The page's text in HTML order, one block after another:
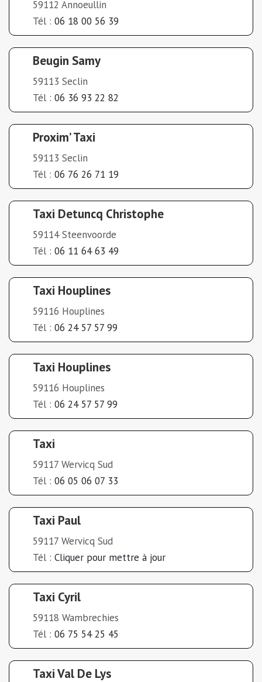
59112 Annoeullin
Tél : 06 18 00 56 39
Beugin Samy
59113 Seclin
Tél : 06 36 93 22 82
Proxim’ Taxi
59113 Seclin
Tél : 06 76 26 71 19
Taxi Detuncq Christophe
59114 Steenvoorde
Tél : 06 11 64 63 49
Taxi Houplines
59116 Houplines
Tél : 06 24 57 57 99
Taxi Houplines
59116 Houplines
Tél : 06 24 57 57 99
Taxi
59117 Wervicq Sud
Tél : 06 05 06 07 33
Taxi Paul
59117 Wervicq Sud
Tél : Cliquer pour mettre à jour
Taxi Cyril
59118 Wambrechies
Tél : 06 75 54 25 45
Taxi Val De Lys